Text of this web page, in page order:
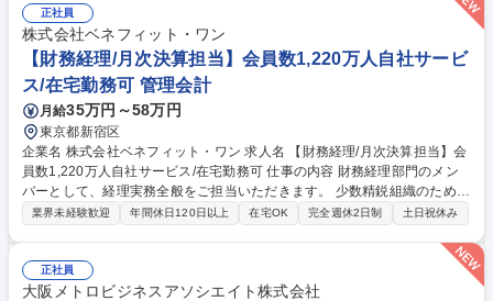
理財務面での課題抽出と改善提案 ■連結決算や開示業務への挑戦 ■J-SOX
体制の運用改善【仕事の魅力】年次を問わず裁量が大きく、定型業務に留
まらない「攻めの経理」を経験できます。最新のAIツールを日常的に活用
でき、業務効率化や組織構築に主体的に関われる刺激的な環境 募集職種
★リモート×フレックス【経理】1,400社以上のDX支援/上場企業×WLB★
正社員
株式会社ベネフィット・ワン
【財務経理/月次決算担当】会員数1,220万人自社サービ
ス/在宅勤務可 管理会計
月給35万円～58万円
東京都新宿区
企業名 株式会社ベネフィット・ワン 求人名 【財務経理/月次決算担当】会
員数1,220万人自社サービス/在宅勤務可 仕事の内容 財務経理部門のメン
バーとして、経理実務全般をご担当いただきます。 少数精鋭組織のため、
単なる定型業務ではなく、ご経験・志向に応じて幅広い領域に主体的に関
務■日常経理業務（仕訳、入出金管理、債権債務管理等）■各種会計処理の
検討、対応■資金繰り管理／資金予測作成■連結決算関連業務■会計監査対
応■業務改善、会計/業務システム導入、業務フロー整備■関係部署との調
業界未経験歓迎 年間休日120日以上 在宅OK 完全週休2日制 土日祝休み
正社員
大阪メトロビジネスアソシエイト株式会社